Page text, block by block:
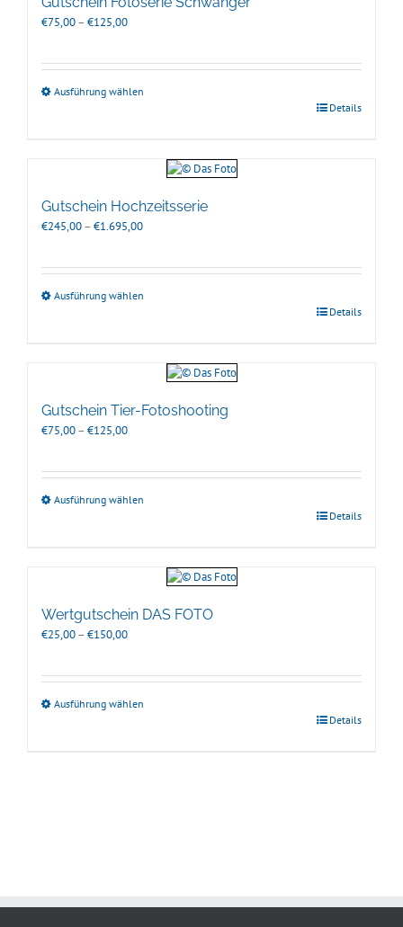
€75,00– €125,00Preisspanne:
€125,00
Ausführung wählen
Details
Gutschein Hochzeitsserie
€245,00– €1.695,00Preisspanne:
€1.695,00
Ausführung wählen
Details
Gutschein Tier-Fotoshooting
€75,00– €125,00Preisspanne:
€125,00
Ausführung wählen
Details
Wertgutschein DAS FOTO
€25,00– €150,00Preisspanne:
€150,00
Ausführung wählen
Details